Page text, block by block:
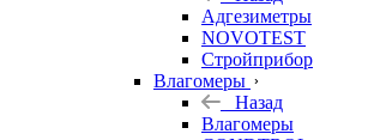
Адгезиметры
NOVOTEST
Стройприбор
Влагомеры
Назад
Влагомеры